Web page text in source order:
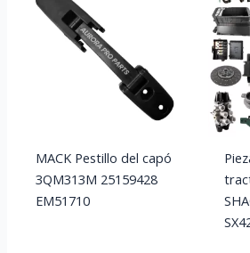
MACK Pestillo del capó
3QM313M 25159428
EM51710